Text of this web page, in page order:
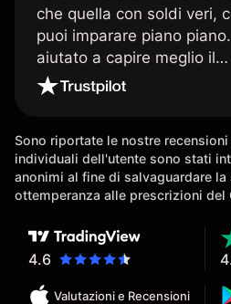
che quella con soldi veri,
puoi imparare piano
aiutato a capire meglio il
trading. La consiglio a chi
senza esperienza.
Sono riportate le nostre
individuali dell'utente sono stati
anonimi al fine di salvaguardare la
ottemperanza alle prescrizioni del
4.6
Valutazioni e Recensioni